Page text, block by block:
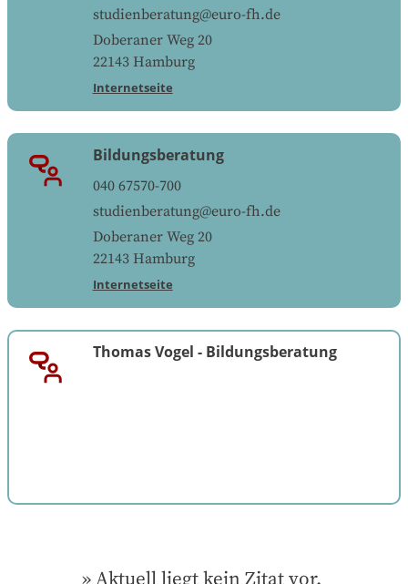
studienberatung@euro-fh.de
Doberaner Weg 20
22143 Hamburg
Internetseite
Bildungsberatung
040 67570-700
studienberatung@euro-fh.de
Doberaner Weg 20
22143 Hamburg
Internetseite
Thomas Vogel - Bildungsberatung
Aktuell liegt kein Zitat vor.